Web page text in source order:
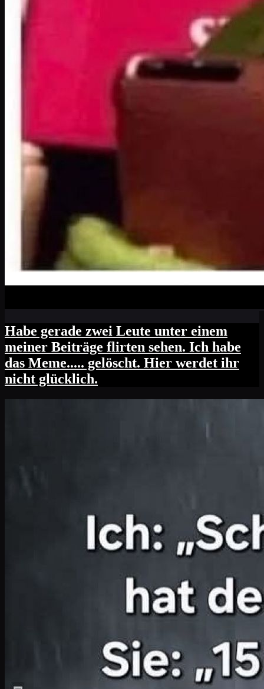
Habe gerade zwei Leute unter einem
meiner Beiträge flirten sehen. Ich habe
das Meme..... gelöscht. Hier werdet ihr
nicht glücklich.